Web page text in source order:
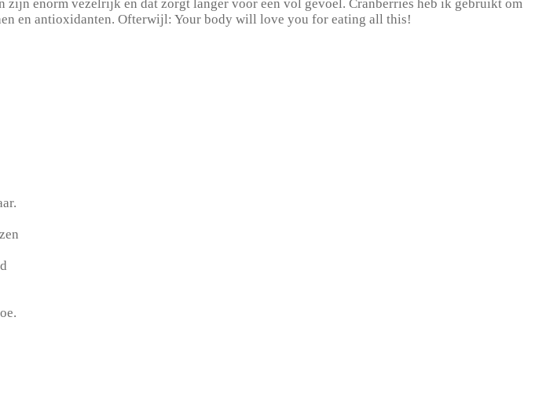
enorm vezelrijk en dat zorgt langer voor een vol gevoel. Cranberries heb ik gebruikt om
en antioxidanten. Ofterwijl: Your body will love you for eating all this!